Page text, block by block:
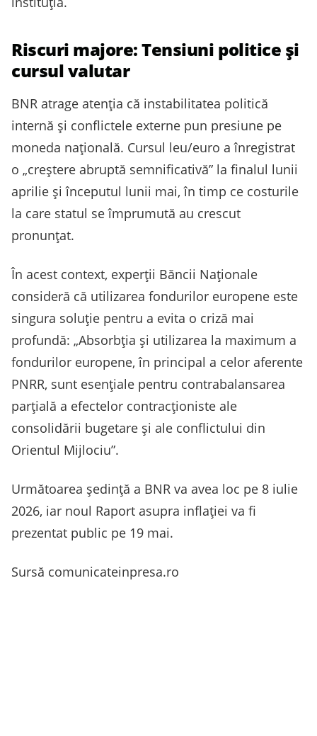
Riscuri majore: Tensiuni politice și
cursul valutar
BNR atrage atenția că instabilitatea politică
internă și conflictele externe pun presiune pe
moneda națională. Cursul leu/euro a înregistrat
o „creștere abruptă semnificativă” la finalul lunii
aprilie și începutul lunii mai, în timp ce costurile
la care statul se împrumută au crescut
pronunțat.
În acest context, experții Băncii Naționale
consideră că utilizarea fondurilor europene este
singura soluție pentru a evita o criză mai
profundă: „Absorbția și utilizarea la maximum a
fondurilor europene, în principal a celor aferente
PNRR, sunt esențiale pentru contrabalansarea
parțială a efectelor contracționiste ale
consolidării bugetare și ale conflictului din
Orientul Mijlociu”.
Următoarea ședință a BNR va avea loc pe 8 iulie
2026, iar noul Raport asupra inflației va fi
prezentat public pe 19 mai.
Sursă comunicateinpresa.ro